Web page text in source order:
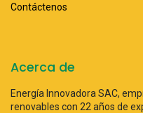
Contáctenos
Acerca de
Energía Innovadora SAC,
renovables con 22 años de